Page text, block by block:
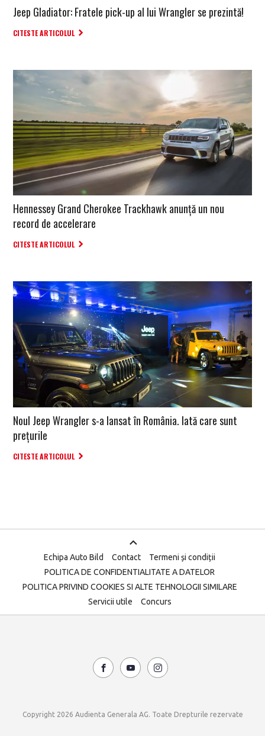
Jeep Gladiator: Fratele pick-up al lui Wrangler se prezintă!
CITESTE ARTICOLUL
Hennessey Grand Cherokee Trackhawk anunță un nou
record de accelerare
CITESTE ARTICOLUL
Noul Jeep Wrangler s-a lansat în România. Iată care sunt
prețurile
CITESTE ARTICOLUL
Echipa Auto Bild Contact
Termeni și condiții
POLITICA DE CONFIDENTIALITATE A DATELOR
POLITICA PRIVIND COOKIES SI ALTE TEHNOLOGII SIMILARE
Servicii utile
Concurs
Copyright 2026 Audienta Generala AG. Toate Drepturile rezervate